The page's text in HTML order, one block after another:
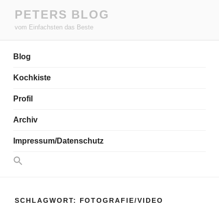
Inhalt
springen
PETERS BLOG
vom Einfachsten das Beste
Blog
Kochkiste
Profil
Archiv
Impressum/Datenschutz
Search
for:
SCHLAGWORT: FOTOGRAFIE/VIDEO